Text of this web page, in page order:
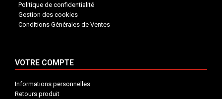
Politique de confidentialité
Gestion des cookies
Conditions Générales de Ventes
VOTRE COMPTE
Informations personnelles
Retours produit